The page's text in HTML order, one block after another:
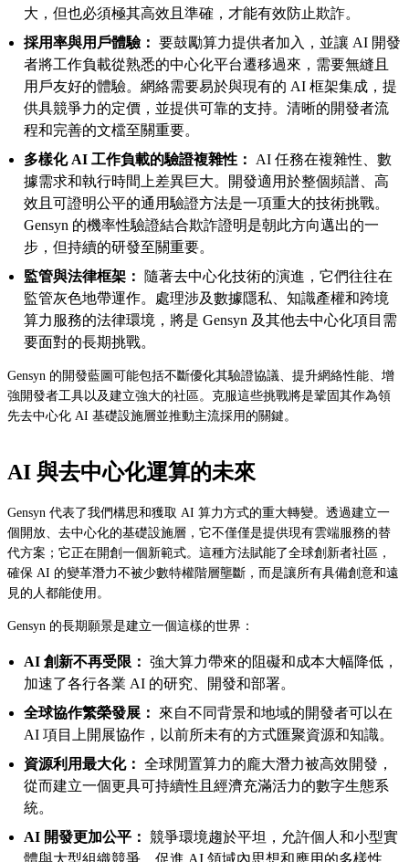
大，但也必須極其高效且準確，才能有效防止欺詐。
採用率與用戶體驗： 要鼓勵算力提供者加入，並讓 AI 開發
者將工作負載從熟悉的中心化平台遷移過來，需要無縫且
用戶友好的體驗。網絡需要易於與現有的 AI 框架集成，提
供具競爭力的定價，並提供可靠的支持。清晰的開發者流
程和完善的文檔至關重要。
多樣化 AI 工作負載的驗證複雜性：
AI 任務在複雜性、數
據需求和執行時間上差異巨大。開發適用於整個頻譜、高
效且可證明公平的通用驗證方法是一項重大的技術挑戰。
Gensyn 的機率性驗證結合欺詐證明是朝此方向邁出的一
步，但持續的研發至關重要。
監管與法律框架：
隨著去中心化技術的演進，它們往往在
監管灰色地帶運作。處理涉及數據隱私、知識產權和跨境
算力服務的法律環境，將是 Gensyn 及其他去中心化項目需
要面對的長期挑戰。
Gensyn 的開發藍圖可能包括不斷優化其驗證協議、提升網絡性能、增
強開發者工具以及建立強大的社區。克服這些挑戰將是鞏固其作為領
先去中心化 AI 基礎設施層並推動主流採用的關鍵。
AI 與去中心化運算的未來
Gensyn 代表了我們構思和獲取 AI 算力方式的重大轉變。透過建立一
個開放、去中心化的基礎設施層，它不僅僅是提供現有雲端服務的替
代方案；它正在開創一個新範式。這種方法賦能了全球創新者社區，
確保 AI 的變革潛力不被少數特權階層壟斷，而是讓所有具備創意和遠
見的人都能使用。
Gensyn 的長期願景是建立一個這樣的世界：
AI 創新不再受限： 強大算力帶來的阻礙和成本大幅降低，
加速了各行各業 AI 的研究、開發和部署。
全球協作繁榮發展：
來自不同背景和地域的開發者可以在
AI 項目上開展協作，以前所未有的方式匯聚資源和知識。
資源利用最大化： 全球閒置算力的龐大潛力被高效開發，
從而建立一個更具可持續性且經濟充滿活力的數字生態系
統。
AI 開發更加公平： 競爭環境趨於平坦，允許個人和小型實
體與大型組織競爭，促進 AI 領域內思想和應用的多樣性。